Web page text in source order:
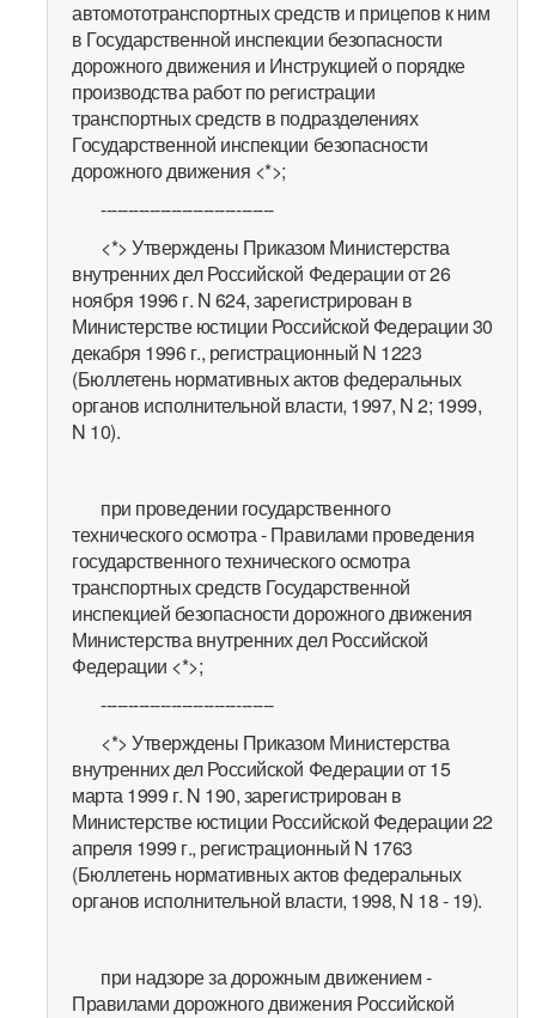
автомототранспортных средств и прицепов к ним
в Государственной инспекции безопасности
дорожного движения и Инструкцией о порядке
производства работ по регистрации
транспортных средств в подразделениях
Государственной инспекции безопасности
дорожного движения <*>;
--------------------------------
<*> Утверждены Приказом Министерства
внутренних дел Российской Федерации от 26
ноября 1996 г. N 624, зарегистрирован в
Министерстве юстиции Российской Федерации 30
декабря 1996 г., регистрационный N 1223
(Бюллетень нормативных актов федеральных
органов исполнительной власти, 1997, N 2; 1999,
N 10).
при проведении государственного
технического осмотра - Правилами проведения
государственного технического осмотра
транспортных средств Государственной
инспекцией безопасности дорожного движения
Министерства внутренних дел Российской
Федерации <*>;
--------------------------------
<*> Утверждены Приказом Министерства
внутренних дел Российской Федерации от 15
марта 1999 г. N 190, зарегистрирован в
Министерстве юстиции Российской Федерации 22
апреля 1999 г., регистрационный N 1763
(Бюллетень нормативных актов федеральных
органов исполнительной власти, 1998, N 18 - 19).
при надзоре за дорожным движением -
Правилами дорожного движения Российской